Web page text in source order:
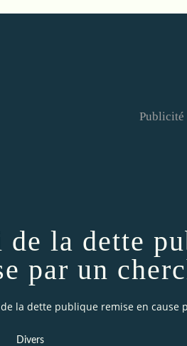
Publicité
la dette
par un
la dette publique remise en cause
Divers